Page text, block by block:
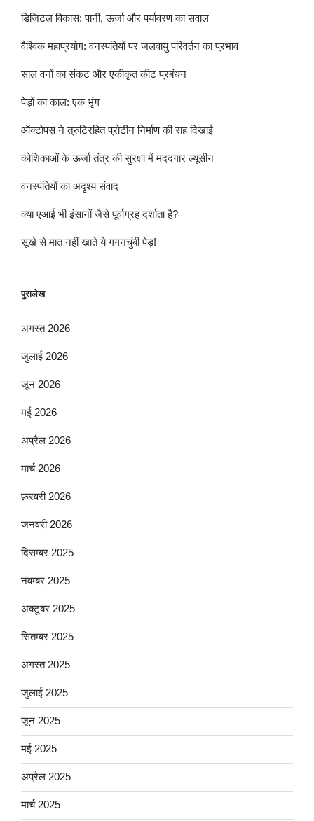
डिजिटल विकास: पानी, ऊर्जा और पर्यावरण का सवाल
वैश्विक महाप्रयोग: वनस्पतियों पर जलवायु परिवर्तन का प्रभाव
साल वनों का संकट और एकीकृत कीट प्रबंधन
पेड़ों का काल: एक भृंग
ऑक्टोपस ने त्रुटिरहित प्रोटीन निर्माण की राह दिखाई
कोशिकाओं के ऊर्जा तंत्र की सुरक्षा में मददगार ल्यूसीन
वनस्पतियों का अदृश्य संवाद
क्या एआई भी इंसानों जैसे पूर्वाग्रह दर्शाता है?
सूखे से मात नहीं खाते ये गगनचुंबी पेड़!
पुरालेख
अगस्त 2026
जुलाई 2026
जून 2026
मई 2026
अप्रैल 2026
मार्च 2026
फ़रवरी 2026
जनवरी 2026
दिसम्बर 2025
नवम्बर 2025
अक्टूबर 2025
सितम्बर 2025
अगस्त 2025
जुलाई 2025
जून 2025
मई 2025
अप्रैल 2025
मार्च 2025